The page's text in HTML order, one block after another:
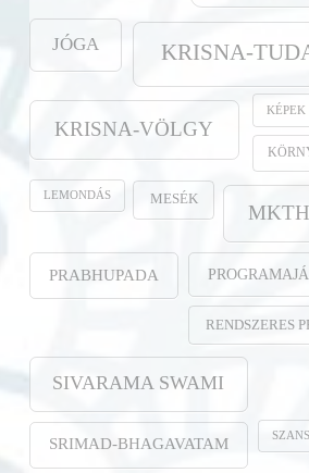
JÓGA KRISNA-
KRISNA-VÖLGY
KÉPEK
LEMONDÁS MESÉK
PRABHUPADA
RENDSZERES
SIVARAMA SWAMI
SRIMAD-BHAGAVATAM